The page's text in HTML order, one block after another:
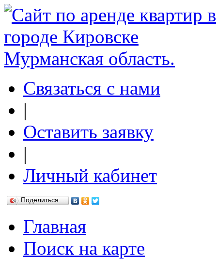
Связаться с нами
|
Оставить заявку
|
Личный кабинет
Поделиться…
Главная
Поиск на карте